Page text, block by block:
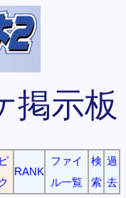
掲示板
RANK
ファイ
ル一覧
検
索
過
去